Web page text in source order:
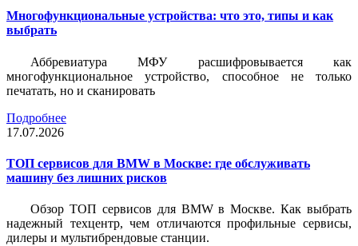
Многофункциональные устройства: что это, типы и как
выбрать
Аббревиатура МФУ расшифровывается как
многофункциональное устройство, способное не только
печатать, но и сканировать
Подробнее
17.07.2026
ТОП сервисов для BMW в Москве: где обслуживать
машину без лишних рисков
Обзор ТОП сервисов для BMW в Москве. Как выбрать
надежный техцентр, чем отличаются профильные сервисы,
дилеры и мультибрендовые станции.